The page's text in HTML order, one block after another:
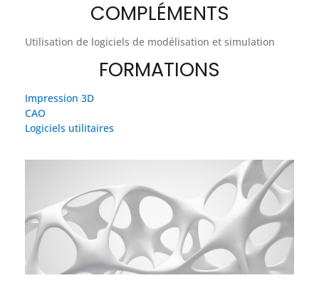
COMPLÉMENTS
Utilisation de logiciels de modélisation et simulation
FORMATIONS
Impression 3D
CAO
Logiciels utilitaires